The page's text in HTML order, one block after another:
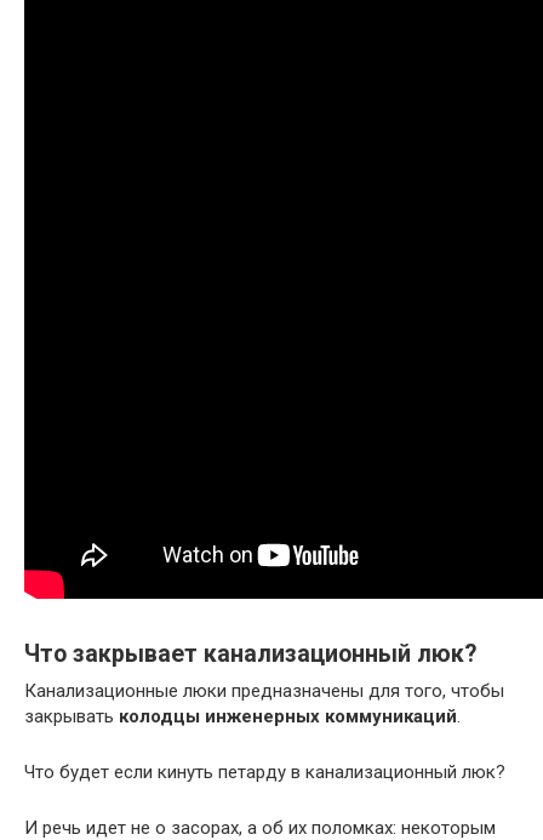
Что закрывает канализационный люк?
Канализационные люки предназначены для того, чтобы
закрывать колодцы инженерных коммуникаций.
Что будет если кинуть петарду в канализационный люк?
И речь идет не о засорах, а об их поломках: некоторым